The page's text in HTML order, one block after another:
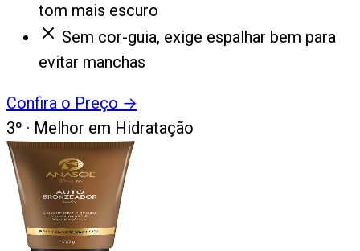
tom mais escuro
Sem cor-guia, exige espalhar bem para
evitar manchas
Confira o Preço →
3º · Melhor em Hidratação